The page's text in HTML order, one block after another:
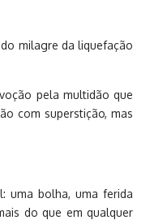
milagre da liquefação
pela multidão que
com superstição, mas
uma bolha, uma ferida
do que em qualquer